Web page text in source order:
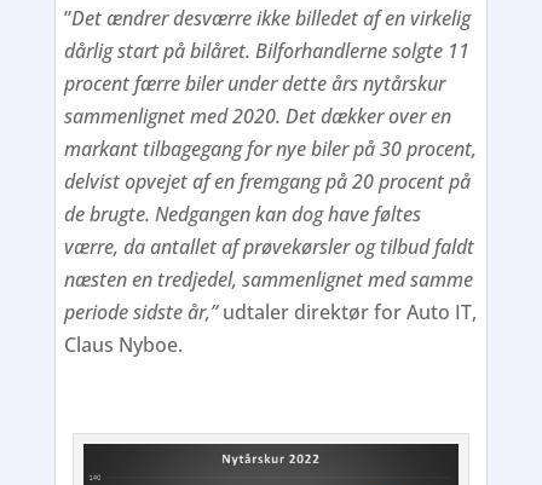
”Det ændrer desværre ikke billedet af en virkelig
dårlig start på bilåret. Bilforhandlerne solgte 11
procent færre biler under dette års nytårskur
sammenlignet med 2020. Det dækker over en
markant tilbagegang for nye biler på 30 procent,
delvist opvejet af en fremgang på 20 procent på
de brugte. Nedgangen kan dog have føltes
værre, da antallet af prøvekørsler og tilbud faldt
næsten en tredjedel, sammenlignet med samme
periode sidste år,”udtaler direktør for Auto IT,
Claus Nyboe.